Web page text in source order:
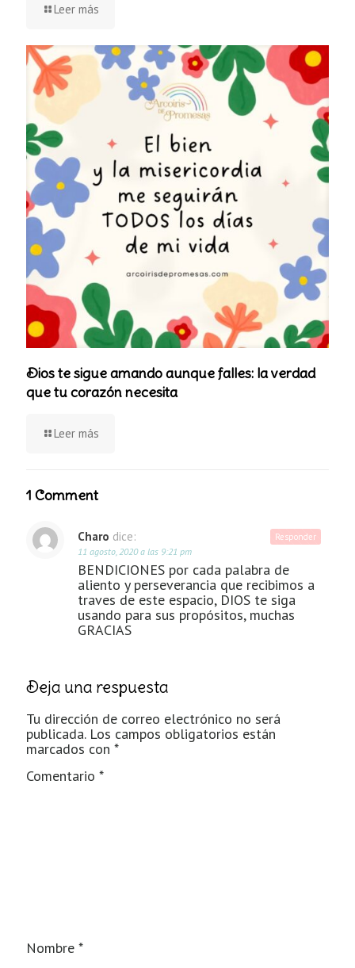
Leer más
Dios te sigue amando aunque falles: la verdad
que tu corazón necesita
Leer más
1 Comment
Charo dice:
11 agosto, 2020 a las 9:21 pm
BENDICIONES por cada palabra de
aliento y perseverancia que recibimos a
traves de este espacio, DIOS te siga
usando para sus propósitos, muchas
GRACIAS
Responder
Deja una respuesta
Tu dirección de correo electrónico no será
publicada. Los campos obligatorios están
marcados con *
Comentario *
Nombre *